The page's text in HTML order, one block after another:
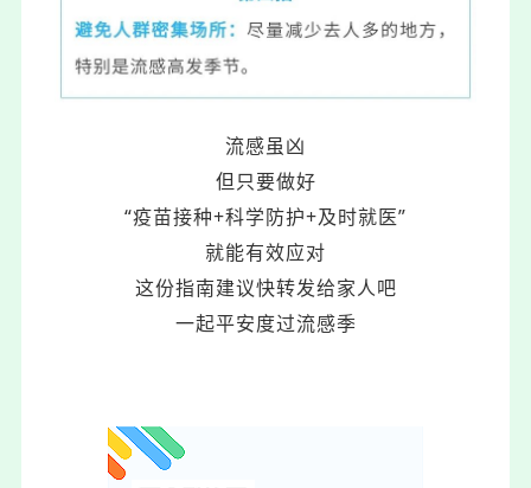
流感虽凶
但只要做好
“疫苗接种+科学防护+及时就医”
就能有效应对
这份指南建议快转发给家人吧
一起平安度过流感季